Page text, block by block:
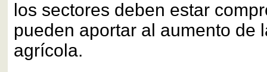
los sectores deben estar
pueden aportar al aumento de
agrícola.